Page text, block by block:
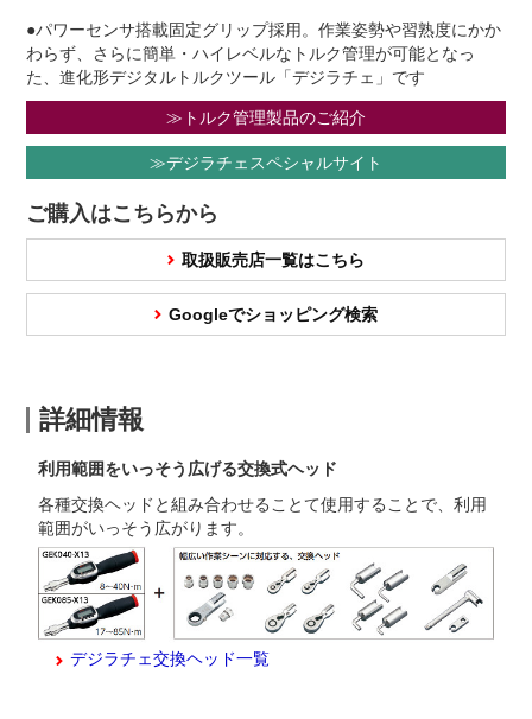
●パワーセンサ搭載固定グリップ採用。作業姿勢や習熟度にかか
わらず、さらに簡単・ハイレベルなトルク管理が可能となっ
た、進化形デジタルトルクツール「デジラチェ」です
≫トルク管理製品のご紹介
≫デジラチェスペシャルサイト
ご購入はこちらから
取扱販売店一覧はこちら
Googleでショッピング検索
詳細情報
利用範囲をいっそう広げる交換式ヘッド
各種交換ヘッドと組み合わせることて使用することで、利用
範囲がいっそう広がります。
デジラチェ交換ヘッド一覧